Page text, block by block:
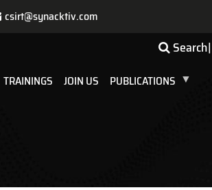
csirt@synacktiv.com
Search
TRAININGS JOIN US PUBLICATIONS